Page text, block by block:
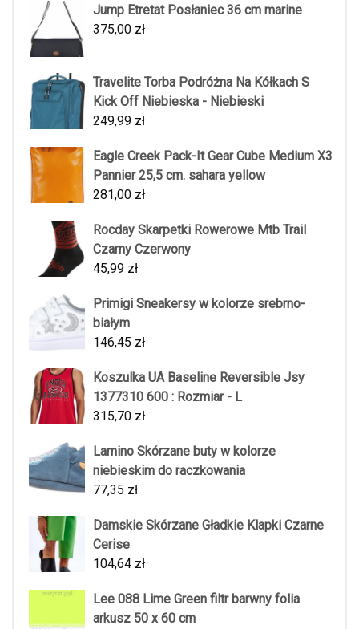
Jump Etretat Posłaniec 36 cm marine
375,00 zł
Travelite Torba Podróżna Na Kółkach S
Kick Off Niebieska - Niebieski
249,99 zł
Eagle Creek Pack-It Gear Cube Medium X3
Pannier 25,5 cm. sahara yellow
281,00 zł
Rocday Skarpetki Rowerowe Mtb Trail
Czarny Czerwony
45,99 zł
Primigi Sneakersy w kolorze srebrno-
białym
146,45 zł
Koszulka UA Baseline Reversible Jsy
1377310 600 : Rozmiar - L
315,70 zł
Lamino Skórzane buty w kolorze
niebieskim do raczkowania
77,35 zł
Damskie Skórzane Gładkie Klapki Czarne
Cerise
104,64 zł
Lee 088 Lime Green filtr barwny folia
arkusz 50 x 60 cm